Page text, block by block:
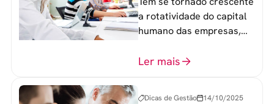
empresas?
a rotatividade do capital
humano das empresas,
colaboradores na faixa de
Ler mais
Dicas de Gestão 14/10/2025